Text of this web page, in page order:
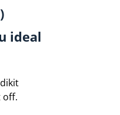
ideal
off.